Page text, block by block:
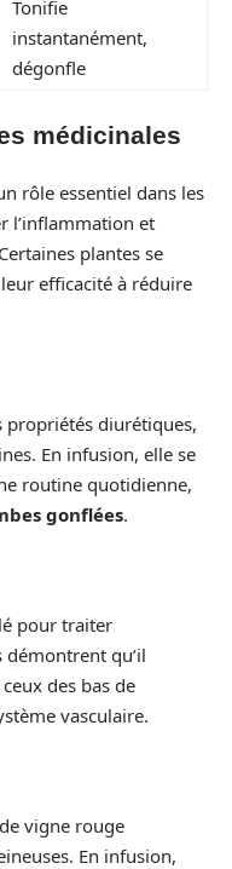
Tonifie
instantanément,
dégonfle
médicinales
rôle essentiel dans les
l’inflammation et
plantes se
efficacité à réduire
propriétés diurétiques,
En infusion, elle se
routine quotidienne,
gonflées.
pour traiter
démontrent qu’il
des bas de
vasculaire.
vigne rouge
En infusion,